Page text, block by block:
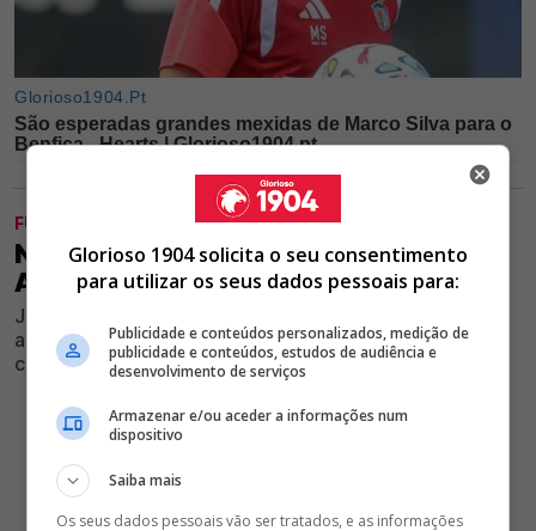
FUTEBOL
NEGÓCIO FECHADO! AVANÇADO DO
ALVERCA A CAMINHO DO BENFICA
Jogador do emblema do Ribatejo está perto de ser
anunciado oficialmente como novo jogador das águias
com opção de compra
Glorioso 1904 solicita o seu consentimento
para utilizar os seus dados pessoais para:
Publicidade e conteúdos personalizados, medição de
publicidade e conteúdos, estudos de audiência e
desenvolvimento de serviços
Armazenar e/ou aceder a informações num
dispositivo
Saiba mais
Os seus dados pessoais vão ser tratados, e as informações